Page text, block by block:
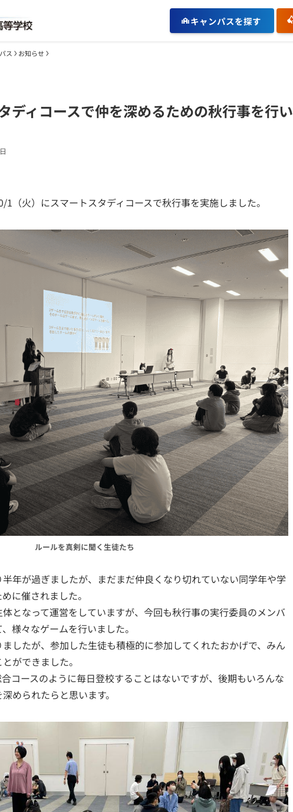
キャンパスを探す
ス お知らせ
ディコースで仲を深めるための秋行事を行い
（火）にスマートスタディコースで秋行事を実施しました。
ルールを真剣に聞く生徒たち
年が過ぎましたが、まだまだ仲良くなり切れていない同学年や学
に催されました。
となって運営をしていますが、今回も秋行事の実行委員のメンバ
様々なゲームを行いました。
したが、参加した生徒も積極的に参加してくれたおかげで、みん
ができました。
コースのように毎日登校することはないですが、後期もいろんな
められたらと思います。